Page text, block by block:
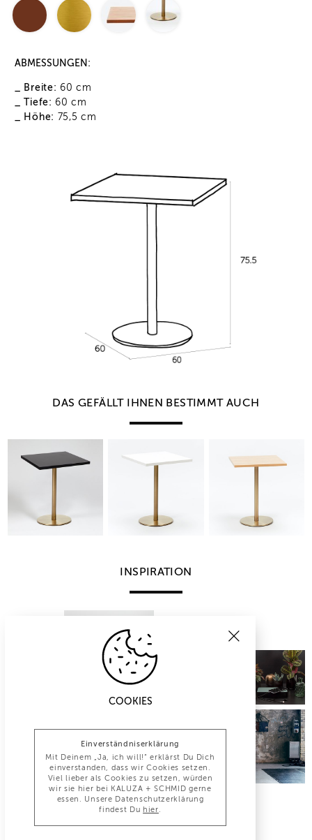
ABMESSUNGEN:
_ Breite: 60 cm
_ Tiefe: 60 cm
_ Höhe:
75,5 cm
DAS GEFÄLLT IHNEN BESTIMMT AUCH
INSPIRATION
COOKIES
Einverständniserklärung
Mit Deinem „Ja, ich will!“ erklärst Du Dich
einverstanden, dass wir Cookies setzen.
Viel lieber als Cookies zu setzen, würden
wir sie hier bei KALUZA + SCHMID gerne
essen. Unsere Datenschutzerklärung
findest Du hier